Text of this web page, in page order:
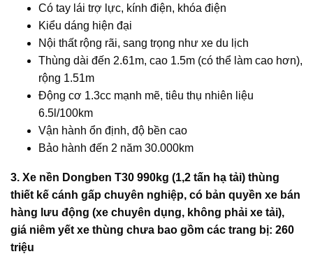
Có tay lái trợ lực, kính điện, khóa điện
Kiểu dáng hiện đại
Nội thất rộng rãi, sang trọng như xe du lịch
Thùng dài đến 2.61m, cao 1.5m (có thể làm cao hơn),
rộng 1.51m
Động cơ 1.3cc mạnh mẽ, tiêu thụ nhiên liệu
6.5l/100km
Vận hành ổn định, độ bền cao
Bảo hành đến 2 năm 30.000km
3. Xe nền Dongben T30 990kg (1,2 tấn hạ tải) thùng
thiết kế cánh gấp chuyên nghiệp, có bản quyền xe bán
hàng lưu động (xe chuyên dụng, không phải xe tải),
giá niêm yết xe thùng chưa bao gồm các trang bị: 260
triệu